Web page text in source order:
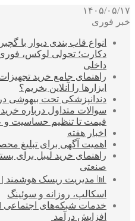
۱۴۰۵/۰۵/۱۷
خبر فوری
انواع قاب بندی دیوار با
دکارت؛ تحولی لوکس،
داخلی
راهنمای جامع خرید
ابزارها را آنلاین بخریم؟
دندانپزشکی تحت بیهوشی
سوالات متداول درباره
قیمت تا تنظیم حساسیت و
اخبار هفته
اهمیت آگهی برای تبلیغ
راهنمای خرید لیبل برای
صنعتی
📊 مدیریت ریسک هوشمند |
اسکالپ، روزانه و سوئینگ
افزایش درآمد